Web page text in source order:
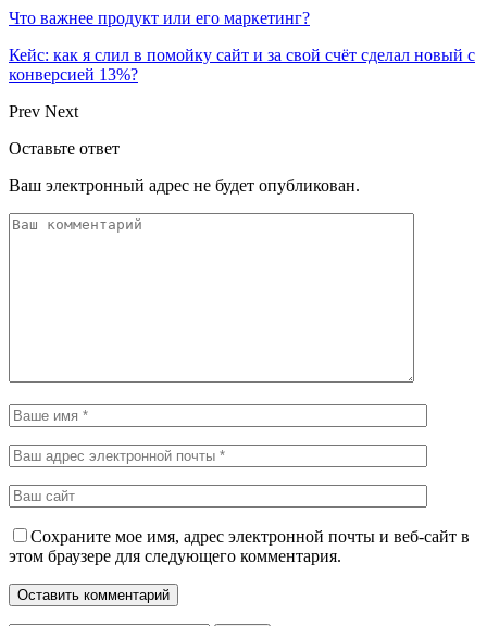
Что важнее продукт или его маркетинг?
Кейс: как я слил в помойку сайт и за свой счёт сделал новый с
конверсией 13%?
Prev Next
Оставьте ответ
Ваш электронный адрес не будет опубликован.
Сохраните мое имя, адрес электронной почты и веб-сайт в
этом браузере для следующего комментария.